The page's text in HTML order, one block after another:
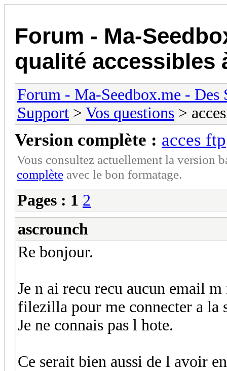
Forum - Ma-
qualité accessibles
Forum - Ma-Seedbox.me - Des
Support > Vos questions >
Version complète : acces ftp
Vous consultez actuellement la version
complète avec le bon formatage.
Pages : 1 2
ascrounch
Re bonjour.
Je n ai recu recu aucun email
filezilla pour me connecter a la
Je ne connais pas l hote.
Ce serait bien aussi de l avoir